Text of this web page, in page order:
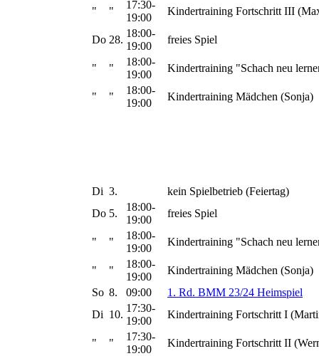
" "
17:30-
19:00
Kindertraining Fortschritt III
Do 28.
18:00-
19:00
freies Spiel
" "
18:00-
19:00
Kindertraining "Schach neu
" "
18:00-
19:00
Kindertraining Mädchen (Sonja)
Di 3.
kein Spielbetrieb (Feiertag)
Do 5.
18:00-
19:00
freies Spiel
" "
18:00-
19:00
Kindertraining "Schach neu
" "
18:00-
19:00
Kindertraining Mädchen (Sonja)
So 8. 09:00
1. Rd. BMM 23/24 Heimspiel
Di 10.
17:30-
19:00
Kindertraining Fortschritt I
" "
17:30-
19:00
Kindertraining Fortschritt II